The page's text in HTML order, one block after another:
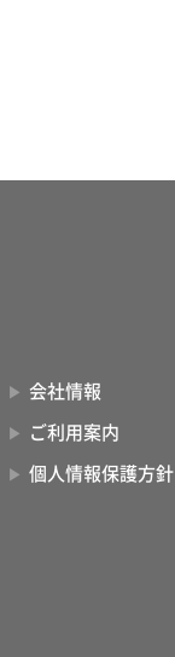
会社情報
ご利用案内
個人情報保護方針